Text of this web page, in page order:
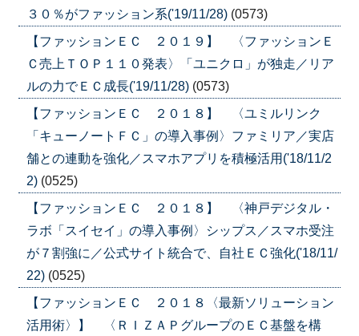
３０％がファッション系('19/11/28) (0573)
【ファッションＥＣ ２０１９】 〈ファッションＥ
Ｃ売上ＴＯＰ１１０発表〉「ユニクロ」が独走／リア
ルの力でＥＣ成長('19/11/28) (0573)
【ファッションＥＣ ２０１８】 〈ユミルリンク
「キューノートＦＣ」の導入事例〉ファミリア／実店
舗との連動を強化／スマホアプリを積極活用('18/11/2
2) (0525)
【ファッションＥＣ ２０１８】 〈神戸デジタル・
ラボ「スイセイ」の導入事例〉シップス／スマホ受注
が７割強に／公式サイト統合で、自社ＥＣ強化('18/11/
22) (0525)
【ファッションＥＣ ２０１８〈最新ソリューション
活用術〉】 〈ＲＩＺＡＰグループのＥＣ基盤を構